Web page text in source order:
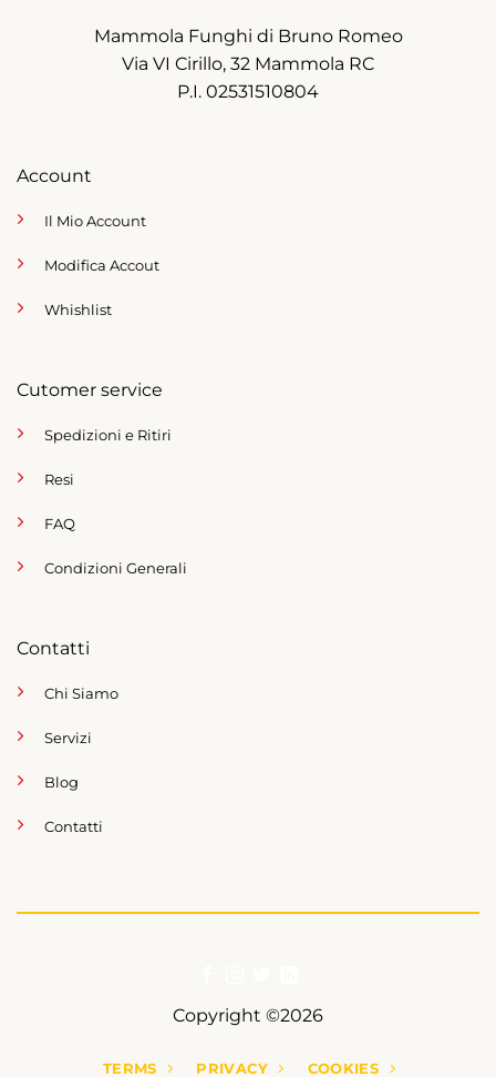
Mammola Funghi di Bruno Romeo
Via VI Cirillo, 32 Mammola RC
P.I. 02531510804
Account
Il Mio Account
Modifica Accout
Whishlist
Cutomer service
Spedizioni e Ritiri
Resi
FAQ
Condizioni Generali
Contatti
Chi Siamo
Servizi
Blog
Contatti
Copyright ©2026
TERMS PRIVACY COOKIES